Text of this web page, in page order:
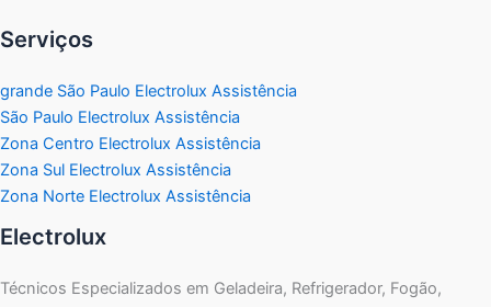
Serviços
grande São Paulo Electrolux Assistência
São Paulo Electrolux Assistência
Zona Centro Electrolux Assistência
Zona Sul Electrolux Assistência
Zona Norte Electrolux Assistência
Electrolux
Técnicos Especializados em Geladeira, Refrigerador, Fogão,